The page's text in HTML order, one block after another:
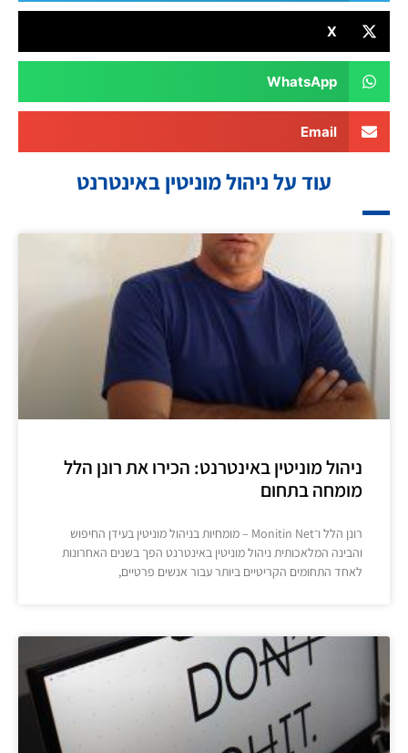
X
WhatsApp
Email
עוד על ניהול מוניטין באינטרנט
ניהול מוניטין באינטרנט: הכירו את רונן הלל
מומחה בתחום
רונן הלל ו־Monitin Net – מומחיות בניהול מוניטין בעידן החיפוש
והבינה המלאכותית ניהול מוניטין באינטרנט הפך בשנים האחרונות
לאחד התחומים הקריטיים ביותר עבור אנשים פרטיים,